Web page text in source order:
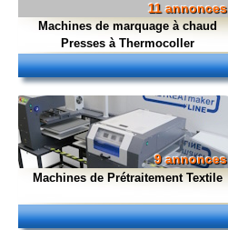
11 annonces
Machines de marquage à chaud
Presses à Thermocoller
9 annonces
Machines de Prétraitement Textile